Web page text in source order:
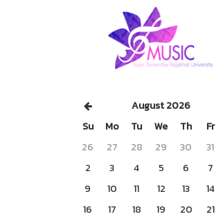
August 2026
Su
Mo Tu We Th Fr
26
27 28 29 30 31
2
3 4 5 6 7
9
10 11 12 13 14
16
17 18 19 20 21